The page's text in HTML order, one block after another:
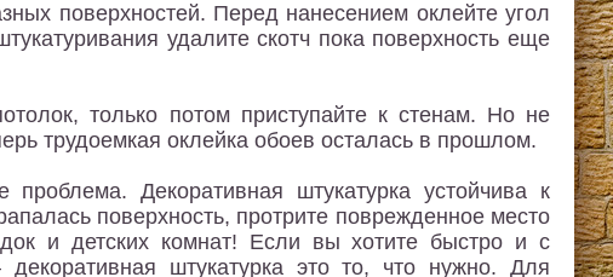
поверхностей. Перед нанесением оклейте угол
удалите скотч пока поверхность еще
только потом приступайте к стенам. Но не
трудоемкая оклейка обоев осталась в прошлом.
проблема. Декоративная штукатурка устойчива к
поверхность, протрите поврежденное место
и детских комнат! Если вы хотите быстро и с
штукатурка это то, что нужно. Для